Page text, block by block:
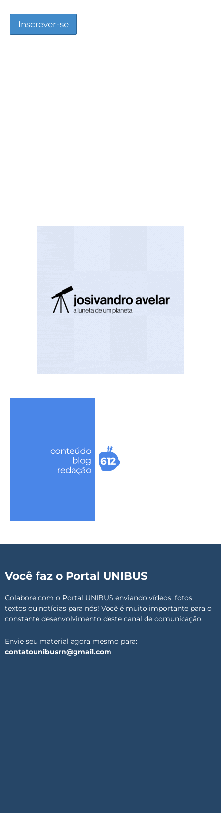
Você faz o Portal UNIBUS
Colabore com o Portal UNIBUS enviando vídeos, fotos,
textos ou notícias para nós! Você é muito importante para o
constante desenvolvimento deste canal de comunicação.
Envie seu material agora mesmo para:
contatounibusrn@gmail.com